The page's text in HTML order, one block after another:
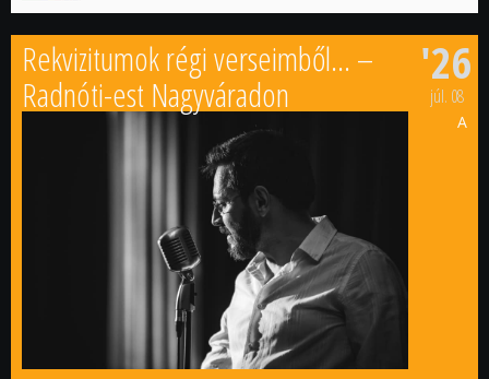
Rekvizitumok régi verseimből… –
Radnóti-est Nagyváradon
'26
júl. 08
A